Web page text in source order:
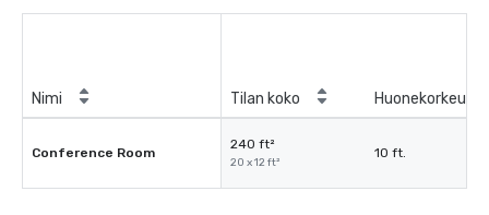
Nimi Tilan koko Huonekorkeus
Conference Room
240 ft²
20 x 12 ft²
10 ft.